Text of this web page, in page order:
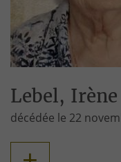
Lebel, Irène
décédée le 22